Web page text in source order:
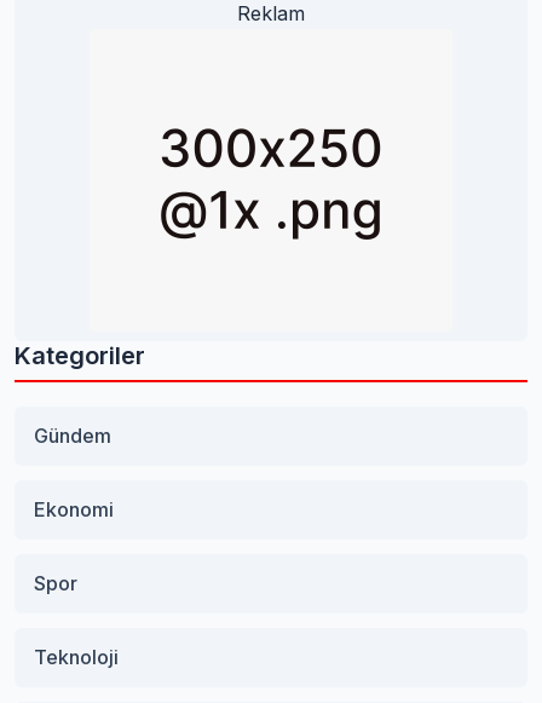
Reklam
Kategoriler
Gündem
Ekonomi
Spor
Teknoloji